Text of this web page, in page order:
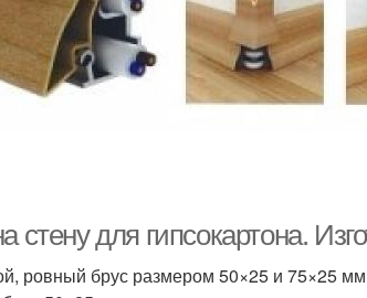
стену для гипсокартона.
ровный брус размером 50×25 и 75×25